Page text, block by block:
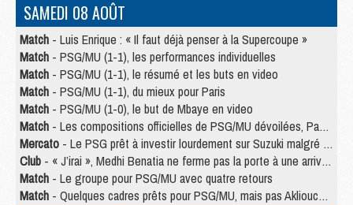
SAMEDI 08 AOÛT
Match - Luis Enrique : « Il faut déjà penser à la Supercoupe »
Match - PSG/MU (1-1), les performances individuelles
Match - PSG/MU (1-1), le résumé et les buts en video
Match - PSG/MU (1-1), du mieux pour Paris
Match - PSG/MU (1-0), le but de Mbaye en video
Match - Les compositions officielles de PSG/MU dévoilées, Pacho titulaire
Mercato - Le PSG prêt à investir lourdement sur Suzuki malgré Safonov et Chevalier
Club - « J’irai », Medhi Benatia ne ferme pas la porte à une arrivée au PSG
Match - Le groupe pour PSG/MU avec quatre retours
Match - Quelques cadres prêts pour PSG/MU, mais pas Akliouche ?